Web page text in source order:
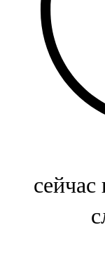
104,9
Баулы
107,5
Биләр
Болгар
сейчас